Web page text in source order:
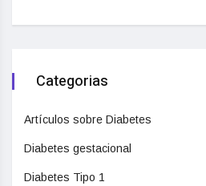
Categorias
Artículos sobre Diabetes
Diabetes gestacional
Diabetes Tipo 1